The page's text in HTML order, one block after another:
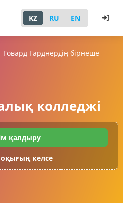
KZ RU EN
Говард Гарднердің бірнеше
колледжі
қалдыру
келсе